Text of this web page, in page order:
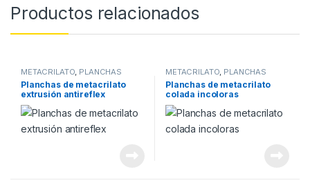
Productos relacionados
METACRILATO, PLANCHAS
Planchas de metacrilato
extrusión antireflex
METACRILATO, PLANCHAS
Planchas de metacrilato
colada incoloras